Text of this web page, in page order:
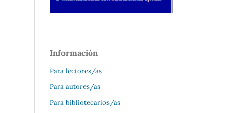
Información
Para lectores/as
Para autores/as
Para bibliotecarios/as